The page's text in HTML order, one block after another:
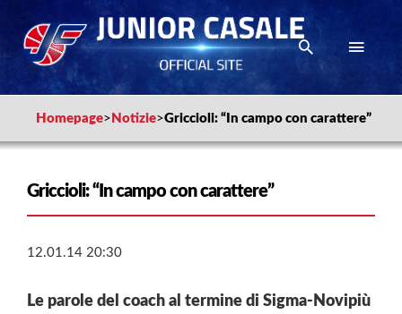
Homepage> Notizie>Griccioli: “In campo con carattere”
Griccioli: “In campo con carattere”
12.01.14 20:30
Le parole del coach al termine di Sigma-Novipiù